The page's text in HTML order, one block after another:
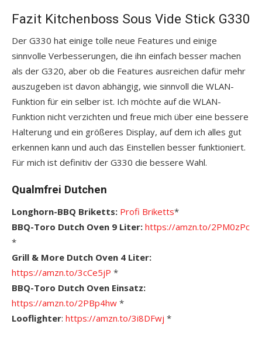
Fazit Kitchenboss Sous Vide Stick G330
Der G330 hat einige tolle neue Features und einige
sinnvolle Verbesserungen, die ihn einfach besser machen
als der G320, aber ob die Features ausreichen dafür mehr
auszugeben ist davon abhängig, wie sinnvoll die WLAN-
Funktion für ein selber ist. Ich möchte auf die WLAN-
Funktion nicht verzichten und freue mich über eine bessere
Halterung und ein größeres Display, auf dem ich alles gut
erkennen kann und auch das Einstellen besser funktioniert.
Für mich ist definitiv der G330 die bessere Wahl.
Qualmfrei Dutchen
Longhorn-BBQ Briketts: Profi Briketts*
BBQ-Toro Dutch Oven 9 Liter: https://amzn.to/2PM0zPc
*
Grill & More Dutch Oven 4 Liter:
https://amzn.to/3cCe5jP *
BBQ-Toro Dutch Oven Einsatz:
https://amzn.to/2PBp4hw *
Looflighter: https://amzn.to/3i8DFwj *